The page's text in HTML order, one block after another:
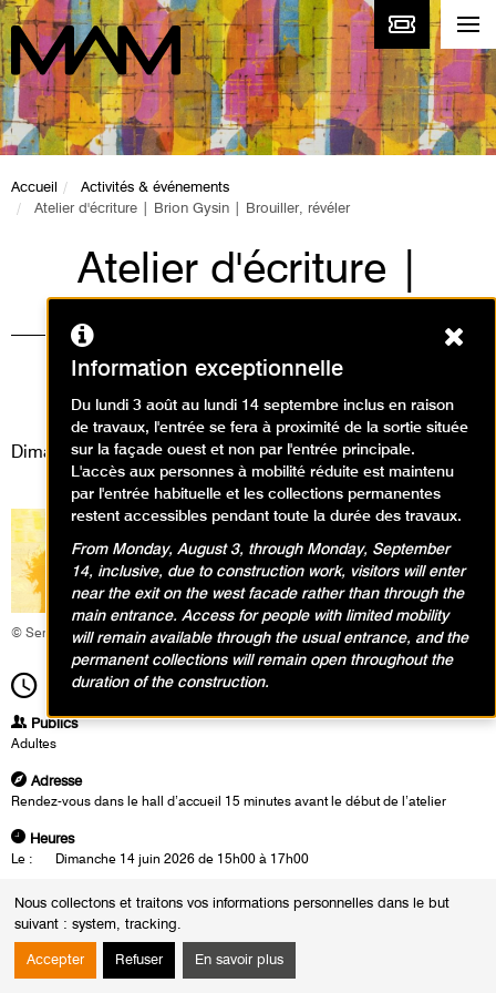
Nous collectons et traitons vos informations personnelles dans le but
suivant : system, tracking.
Accepter Refuser En savoir plus
Accueil
Activités & événements
Atelier d'écriture | Brion Gysin | Brouiller, révéler
Atelier d'écriture |
Brion Gysin |
Brouiller, révéler
Ateliers, Événement
Dimanche 14 juin 2026
© Service éducatif et culturel
15h00Durée2h00
Publics
Adultes
Adresse
Rendez-vous dans le hall d’accueil 15 minutes avant le début de l’atelier
Heures
Le : Dimanche 14 juin 2026 de 15h00 à 17h00
Dans ses montages photographiques, Brion Gysin coupe, brouille,
cache, assemble, révèle. Entrez dans ses images en kaléidoscope, dans
ses brouillages et constructions visuelles pour en extraire des récits.
Élaborer un texte pourrait alors devenir un jeu presque magique.
Information exceptionnelle
Du lundi 3 août au lundi 14 septembre inclus en raison
de travaux, l'entrée se fera à proximité de la sortie située
sur la façade ouest et non par l'entrée principale.
L'accès aux personnes à mobilité réduite est maintenu
par l'entrée habituelle et les collections permanentes
restent accessibles pendant toute la durée des travaux.
From Monday, August 3, through Monday, September
14, inclusive, due to construction work, visitors will enter
near the exit on the west facade rather than through the
main entrance. Access for people with limited mobility
will remain available through the usual entrance, and the
permanent collections will remain open throughout the
duration of the construction.